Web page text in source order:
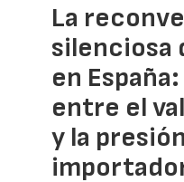
La
silenciosa
en
entre el
y la presión